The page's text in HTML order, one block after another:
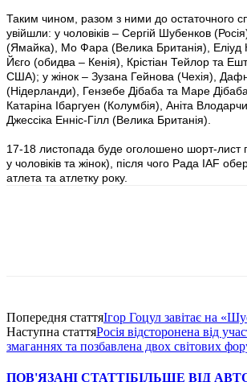
Таким чином, разом з ними до остаточного
увійшли: у чоловіків – Сергій Шубенков
(Ямайка), Мо Фара (Велика Британія), Еліуд
Йєго (обидва – Кенія), Крістіан Тейлор та
США); у жінок – Зузана Гейнова (Чехія),
(Нідерланди), Гензебе Дібаба та Маре
Катаріна Ібаргуен (Колумбія), Аніта
Джессіка Енніс-Гілл (Велика Британія).
17-18 листопада буде оголошено шорт-лист
у чоловіків та жінок), після чого Рада IAF
атлета та атлетку року.
Попередня статтяІгор Гоцул завітає на
Наступна статтяРосія відсторонена від
змаганнях та позбавлена двох світових
ПОВ'ЯЗАНІ СТАТТІБІЛЬШЕ ВІД